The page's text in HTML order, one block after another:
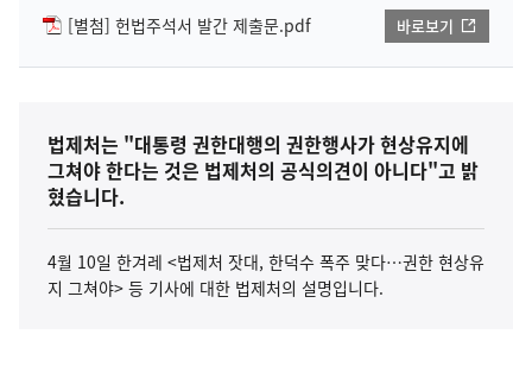
[별첨] 헌법주석서 발간 제출문.pdf
바로보기
법제처는 "대통령 권한대행의 권한행사가 현상유지에
그쳐야 한다는 것은 법제처의 공식의견이 아니다"고 밝
혔습니다.
4월 10일 한겨레 <법제처 잣대, 한덕수 폭주 맞다…권한 현상유
지 그쳐야> 등 기사에 대한 법제처의 설명입니다.